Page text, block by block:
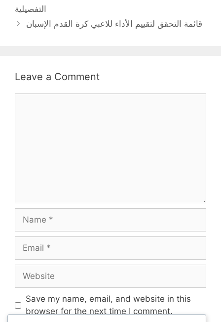
التفصيلية
قائمة التحقق لتقييم الأداء للاعبي كرة القدم الإسبان
Leave a Comment
Name
Email
Website
Save my name, email, and website in this
browser for the next time I comment.